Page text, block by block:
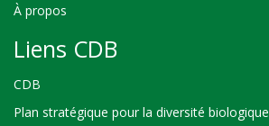
À propos
Liens CDB
CDB
Plan stratégique pour la diversité biologique